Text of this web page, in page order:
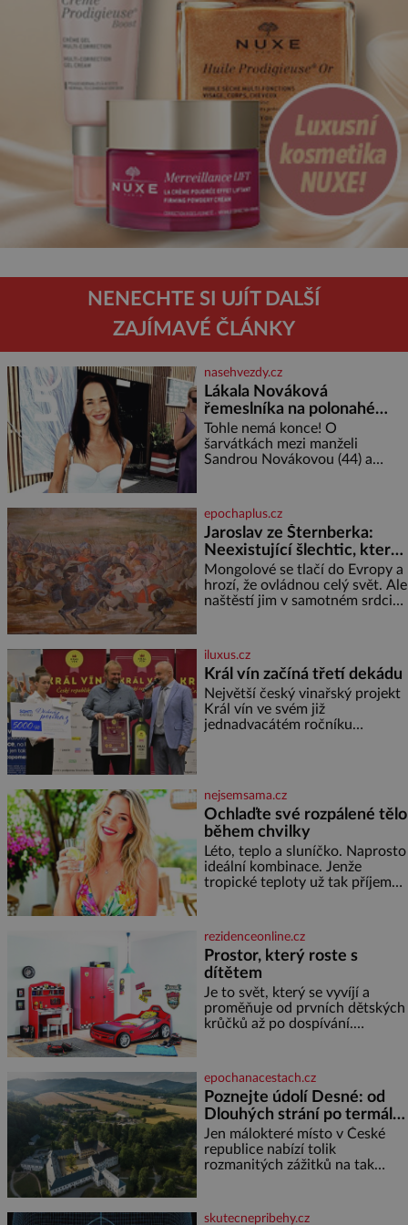
NENECHTE SI UJÍT DALŠÍ
ZAJÍMAVÉ ČLÁNKY
nasehvezdy.cz
Lákala Nováková
řemeslníka na polonahé
tělo!
Tohle nemá konce! O
šarvátkách mezi manželi
Sandrou Novákovou (44) a
by doufal, že horká zem u
herečky ze seriálu Ulice a
režiséra vychladne,
epochaplus.cz
Jaroslav ze Šternberka:
Neexistující šlechtic, který
z Moravy vyžene Mongoly
Mongolové se tlačí do Evropy a
hrozí, že ovládnou celý svět. Ale
naštěstí jim v samotném srdci
dobyvatelské hordy zastavit. Co
nedokáže žádná z asijských říší,
co nedokážou Němci – to
dokáže český král. Nebo že by
ne? Mongolové od roku 1223
postupují podél Kaspického a
iluxus.cz
Král vín začíná třetí dekádu
Největší český vinařský projekt
Král vín ve svém již
jednadvacátém ročníku
nejsemsama.cz
Ochlaďte své rozpálené tělo
během chvilky
Léto, teplo a sluníčko. Naprosto
ideální kombinace. Jenže
tropické teploty už tak příjemné
dyž se nám tropy zaryjí pod
kůži, hledáme úlevu v bazénu
nebo pomocí klimatizace. Jenže
ne vždycky můžeme být v jejich
blízkosti. Nemusíte však zoufat.
Pokud budete mít promyšlený
jídelníček, žadné pařáky si na
rezidenceonline.cz
Prostor, který roste s
dítětem
Je to svět, který se vyvíjí a
proměňuje od prvních dětských
krůčků až po dospívání.
soustředění i odpočinek a
reaguje na každou etapu života
a specifické potřeby dítěte. Pro
nejmenší je klíčová
jednoduchost, měkkost a
bezpečí, proto by pokoj
miminka měl působit především
epochanacestach.cz
Poznejte údolí Desné: od
Dlouhých strání po termální
prameny
Jen málokteré místo v České
republice nabízí tolik
rozmanitých zážitků na tak
jediného dne můžete
skutecnepribehy.cz